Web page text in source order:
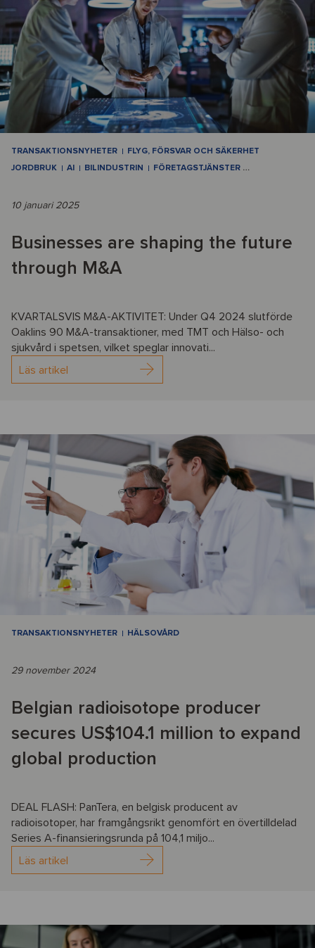
TRANSAKTIONSNYHETER
FLYG, FÖRSVAR OCH SÄKERHET
JORDBRUK
AI BILINDUSTRIN FÖRETAGSTJÄNSTER …
10 januari 2025
Businesses are shaping the future
through M&A
KVARTALSVIS M&A-AKTIVITET: Under Q4 2024 slutförde
Oaklins 90 M&A-transaktioner, med TMT och Hälso- och
sjukvård i spetsen, vilket speglar innovati...
Läs artikel
TRANSAKTIONSNYHETER HÄLSOVÅRD
29 november 2024
Belgian radioisotope producer
secures US$104.1 million to expand
global production
DEAL FLASH: PanTera, en belgisk producent av
radioisotoper, har framgångsrikt genomfört en övertilldelad
Series A-finansieringsrunda på 104,1 miljo...
Läs artikel